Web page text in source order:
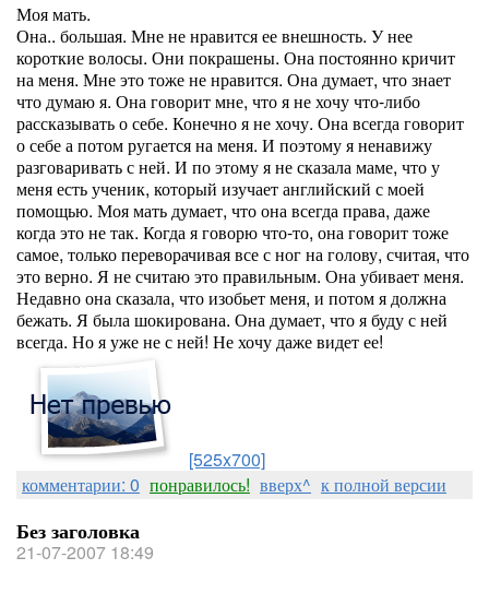
Моя мать.
Она.. большая. Мне не нравится ее внешность. У нее
короткие волосы. Они покрашены. Она постоянно кричит
на меня. Мне это тоже не нравится. Она думает, что знает
что думаю я. Она говорит мне, что я не хочу что-либо
рассказывать о себе. Конечно я не хочу. Она всегда говорит
о себе а потом ругается на меня. И поэтому я ненавижу
разговаривать с ней. И по этому я не сказала маме, что у
меня есть ученик, который изучает английский с моей
помощью. Моя мать думает, что она всегда права, даже
когда это не так. Когда я говорю что-то, она говорит тоже
самое, только переворачивая все с ног на голову, считая, что
это верно. Я не считаю это правильным. Она убивает меня.
Недавно она сказала, что изобьет меня, и потом я должна
бежать. Я была шокирована. Она думает, что я буду с ней
всегда. Но я уже не с ней! Не хочу даже видет ее!
[525x700]
комментарии: 0 понравилось! вверх^ к полной версии
Без заголовка
21-07-2007 18:49